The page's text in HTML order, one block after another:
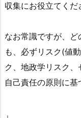
収集にお役立てくだ
なお常識ですが、
も、必ずリスク(値
ク、地政学リスク、
自己責任の原則に基